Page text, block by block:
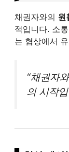
채권자와의 원
적입니다. 소
는 협상에서
“채권자
의 시작